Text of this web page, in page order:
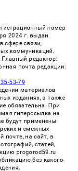
номер
2024 г. выдан
сфере связи,
коммуникаций.
редактор:
почта редакции:
53-79
материалов
изданиях, а также
обязательна. При
гиперссылка на
будут применены
и смежных
почте, на сайт, в
статей,
progorod59.ru
без какого-